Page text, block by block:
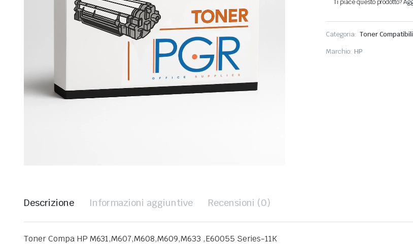
Categoria: Toner Compatibili
Marchio: HP
Descrizione Informazioni aggiuntive Recensioni (0)
Toner Compa HP M631,M607,M608,M609,M633 ,E60055 Series-11K